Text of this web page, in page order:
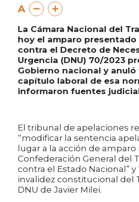
A
La Cámara Nacional del
hoy el amparo presentado
contra el Decreto de
Urgencia (DNU) 70/2023
Gobierno nacional y anuló
capítulo laboral de esa
informaron fuentes
El tribunal de apelaciones
“modificar la sentencia
lugar a la acción de amparo
Confederación General del
contra el Estado Nacional” y
invalidez constitucional del
DNU de Javier Milei.